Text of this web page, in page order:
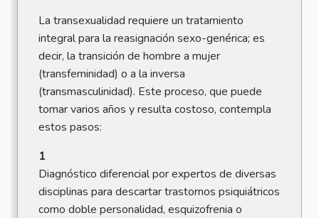
La transexualidad requiere un tratamiento
integral para la reasignación sexo-genérica; es
decir, la transición de hombre a mujer
(transfeminidad) o a la inversa
(transmasculinidad). Este proceso, que puede
tomar varios años y resulta costoso, contempla
estos pasos:
1
Diagnóstico diferencial por expertos de diversas
disciplinas para descartar trastornos psiquiátricos
como doble personalidad, esquizofrenia o